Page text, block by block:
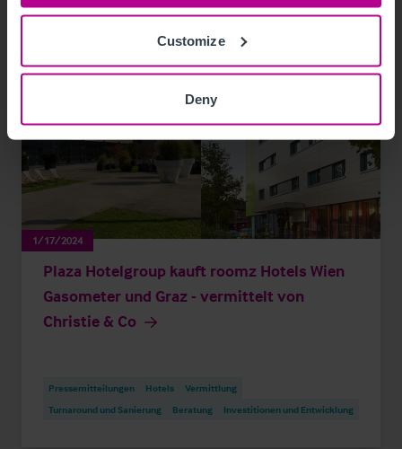
Customize
Deny
1/17/2024
Plaza Hotelgroup kauft roomz Hotels Wien
Gasometer und Graz - vermittelt von
Christie & Co
Pressemitteilungen Hotels
Vermittlung
Turnaround und Sanierung
Beratung Investitionen und Entwicklung